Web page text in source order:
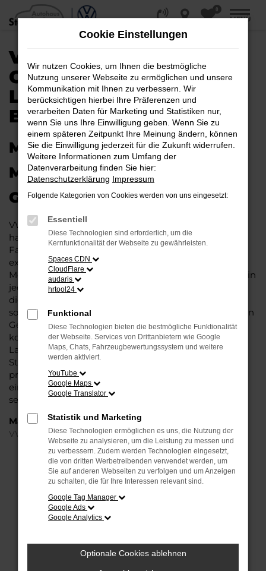
Zum
Hauptinhalt
0
MENÜ
VW SHARAN
GEBRAUCHTWAGEN |
LIEFERSERVICE NACH
BERLIN
MIT RABATT DURCH BERLIN
MIT DEM VW SHARAN
GEBRAUCHTWAGEN
VW Sharan Gebrauchtwagen liegen im Trend und das
hat einen vergleichsweise einfachen Grund. Ob für
Fahrten in und um Berlin oder längere Strecken: es
existieren schlichtweg kaum Fahrzeuge, die diesem
Modell das Wasser reichen können. Die Qualität steht in
jeder Modellgeneration außer Frage. Hinzu kommen
die vielfältigen Möglichkeiten einer Individualisierung
sowie die zahlreichen Assistenzsysteme. Ein VW Sharan
Gebrauchtwagen für Berlin ist ein Fahrzeug, wie es
kompletter nicht sein könnte und überzeugt durch
Langlebigkeit und einen sehr soliden Werterhalt. Bei
Steinböhmer kommt hinzu, dass Sie sich über einen
preislichen Nachlass freuen dürfen und beim Kauf auf
ein Unternehmen mit mehr als 80 Jahren Erfahrung
setzen.
Marken
VW
FEHLER: NETWORK ERROR
Hier sind ein paar Tipps, die dir helfen können:
Überprüfe deine Firewall und deine
Laden andere Webseiten, zum Beispiel deine
Cookie Einstellungen
Wir nutzen Cookies, um Ihnen die bestmögliche
Nutzung unserer Webseite zu ermöglichen und unsere
Kommunikation mit Ihnen zu verbessern. Wir
berücksichtigen hierbei Ihre Präferenzen und
verarbeiten Daten für Marketing und Statistiken nur,
wenn Sie uns Ihre Einwilligung geben. Wenn Sie zu
einem späteren Zeitpunkt Ihre Meinung ändern, können
Sie die Einwilligung jederzeit für die Zukunft widerrufen.
Weitere Informationen zum Umfang der
Datenverarbeitung finden Sie hier:
Datenschutzerklärung Impressum
Folgende Kategorien von Cookies werden von uns eingesetzt:
Essentiell
Diese Technologien sind erforderlich, um die
Kernfunktionalität der Webseite zu gewährleisten.
Spaces CDN
CloudFlare
audaris
hrtool24
Funktional
Diese Technologien bieten die bestmögliche Funktionalität
der Webseite. Services von Drittanbietern wie Google
Maps, Chats, Fahrzeugbewertungssystem und weitere
werden aktiviert.
YouTube
Google Maps
Google Translator
Statistik und Marketing
Diese Technologien ermöglichen es uns, die Nutzung der
Webseite zu analysieren, um die Leistung zu messen und
zu verbessern. Zudem werden Technologien eingesetzt,
die von dritten Werbetreibenden verwendet werden, um
Sie auf anderen Webseiten zu verfolgen und um Anzeigen
zu schalten, die für Ihre Interessen relevant sind.
Google Tag Manager
Google Ads
Google Analytics
Optionale Cookies ablehnen